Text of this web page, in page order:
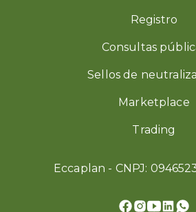
Eccaplan - CNPJ:
Registro
Consultas
Sellos de
Marketplace
Trading